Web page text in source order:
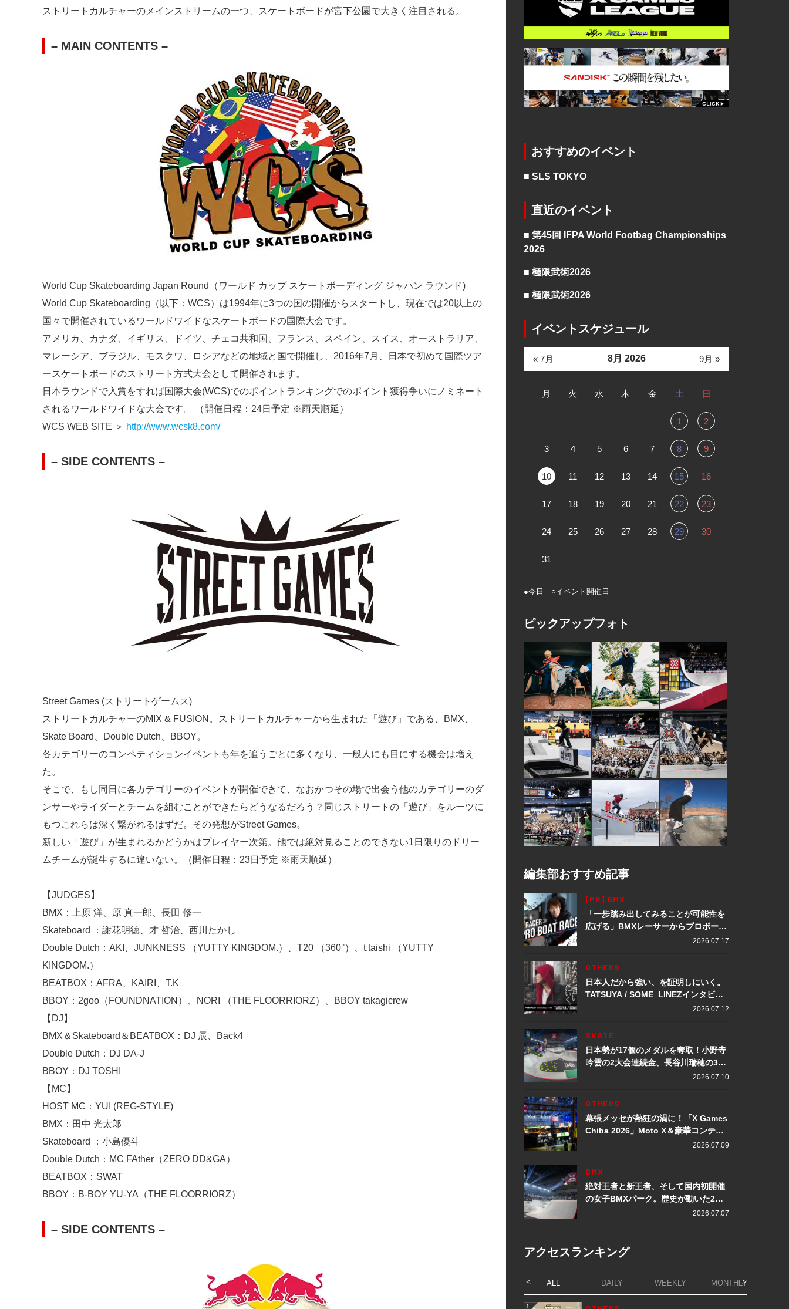
ストリートカルチャーのメインストリームの一つ、スケートボードが宮下公園で大きく注目される。
– MAIN CONTENTS –
World Cup Skateboarding Japan Round（ワールド カップ スケートボーディング ジャパン ラウンド)
World Cup Skateboarding（以下：WCS）は1994年に3つの国の開催からスタートし、現在では20以上の
国々で開催されているワールドワイドなスケートボードの国際大会です。
アメリカ、カナダ、イギリス、ドイツ、チェコ共和国、フランス、スペイン、スイス、オーストラリア、
マレーシア、ブラジル、モスクワ、ロシアなどの地域と国で開催し、2016年7月、日本で初めて国際ツア
ースケートボードのストリート方式大会として開催されます。
日本ラウンドで入賞をすれば国際大会(WCS)でのポイントランキングでのポイント獲得争いにノミネート
されるワールドワイドな大会です。 （開催日程：24日予定 ※雨天順延）
WCS WEB SITE ＞ http://www.wcsk8.com/
– SIDE CONTENTS –
Street Games (ストリートゲームス)
ストリートカルチャーのMIX & FUSION。ストリートカルチャーから生まれた「遊び」である、BMX、
Skate Board、Double Dutch、BBOY。
各カテゴリーのコンペティションイベントも年を追うごとに多くなり、一般人にも目にする機会は増え
た。
そこで、もし同日に各カテゴリーのイベントが開催できて、なおかつその場で出会う他のカテゴリーのダ
ンサーやライダーとチームを組むことができたらどうなるだろう？同じストリートの「遊び」をルーツに
もつこれらは深く繋がれるはずだ。その発想がStreet Games。
新しい「遊び」が生まれるかどうかはプレイヤー次第。他では絶対見ることのできない1日限りのドリー
ムチームが誕生するに違いない。（開催日程：23日予定 ※雨天順延）
【JUDGES】
BMX：上原 洋、原 真一郎、長田 修一
Skateboard ：謝花明徳、才 哲治、西川たかし
Double Dutch：AKI、JUNKNESS （YUTTY KINGDOM.）、T20 （360°）、t.taishi （YUTTY
KINGDOM.）
BEATBOX：AFRA、KAIRI、T.K
BBOY：2goo（FOUNDNATION）、NORI （THE FLOORRIORZ）、BBOY takagicrew
【DJ】
BMX＆Skateboard＆BEATBOX：DJ 辰、Back4
Double Dutch：DJ DA-J
BBOY：DJ TOSHI
【MC】
HOST MC：YUI (REG-STYLE)
BMX：田中 光太郎
Skateboard ：小島優斗
Double Dutch：MC FAther（ZERO DD&GA）
BEATBOX：SWAT
BBOY：B-BOY YU-YA（THE FLOORRIORZ）
– SIDE CONTENTS –
おすすめのイベント
■ SLS TOKYO
直近のイベント
■ 第45回 IFPA World Footbag Championships
2026
■ 極限武術2026
■ 極限武術2026
イベントスケジュール
8月 2026
月 火 水 木 金 土 日
1 2
3 4 5 6 7 8 9
10 11 12 13 14 15 16
17 18 19 20 21 22 23
24 25 26 27 28 29 30
31
« 7月 9月 »
●今日 ○イベント開催日
ピックアップフォト
編集部おすすめ記事
[PR] BMX
「一歩踏み出してみることが可能性を
広げる」BMXレーサーからプロボート
レーサーへ転身。上田龍星が体現する
2026.07.17
OTHERS
日本人だから強い、を証明しにいく。
TATSUYA / SOME≡LINEZインタビュ
2026.07.12
SKATE
日本勢が17個のメダルを奪取！小野寺
吟雲の2大会連続金、長谷川瑞穂の3メ
ダル獲得など数々の快挙をプレイバッ
2026.07.10
OTHERS
幕張メッセが熱狂の渦に！「X Games
Chiba 2026」Moto X＆豪華コンテン
2026.07.09
BMX
絶対王者と新王者、そして国内初開催
の女子BMXパーク。歴史が動いた2日
2026.07.07
アクセスランキング
ALL DAILY WEEKLY MONTHLY
1